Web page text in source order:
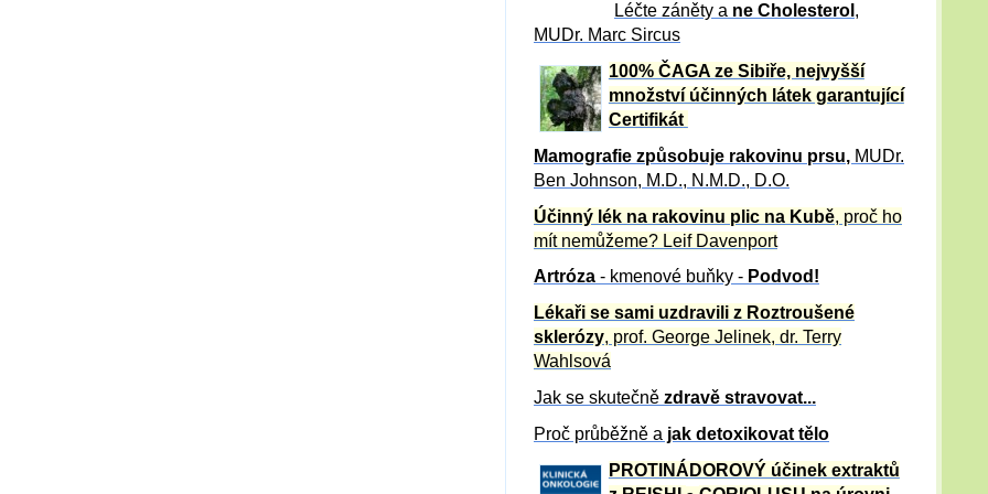
Léčte záněty a ne Cholesterol ,
MUDr. Marc Sircus
100% ČAGA ze Sibiře, nejvyšší
množství účinných látek garantující
Certifikát
Mamografie způsobuje rakovinu prsu, MUDr.
Ben Johnson, M.D., N.M.D., D.O.
Účinný lék na rakovinu plic na Kubě, proč ho
mít nemůžeme? Leif Davenport
Artróza - kmenové buňky - Podvod!
Lékaři se sami uzdravili z Roztroušené
sklerózy, prof. George Jelinek, dr. Terry
Wahlsová
Jak se skutečně zdravě stravovat...
Proč průběžně a jak detoxikovat tělo
PROTINÁDOROVÝ účinek extraktů